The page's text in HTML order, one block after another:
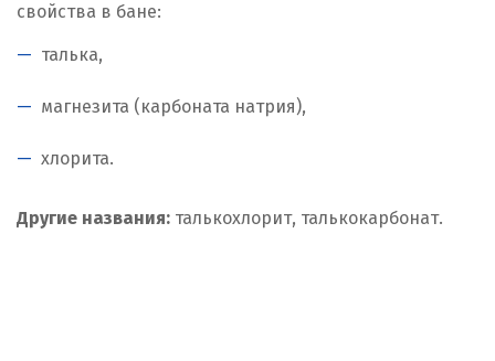
свойства в бане:
талька,
магнезита (карбоната натрия),
хлорита.
Другие названия: талькохлорит, талькокарбонат.